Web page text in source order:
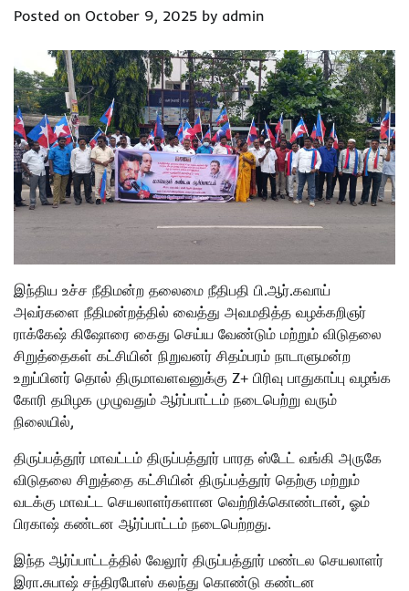
Posted on October 9, 2025 by admin
இந்திய உச்ச நீதிமன்ற தலைமை நீதிபதி பி.ஆர்.கவாய்
அவர்களை நீதிமன்றத்தில் வைத்து அவமதித்த வழக்கறிஞர்
ராக்கேஷ் கிஷோரை கைது செய்ய வேண்டும் மற்றும் விடுதலை
சிறுத்தைகள் கட்சியின் நிறுவனர் சிதம்பரம் நாடாளுமன்ற
உறுப்பினர் தொல் திருமாவளவனுக்கு Z+ பிரிவு பாதுகாப்பு வழங்க
கோரி தமிழக முழுவதும் ஆர்ப்பாட்டம் நடைபெற்று வரும்
நிலையில்,
திருப்பத்தூர் மாவட்டம் திருப்பத்தூர் பாரத ஸ்டேட் வங்கி அருகே
விடுதலை சிறுத்தை கட்சியின் திருப்பத்தூர் தெற்கு மற்றும்
வடக்கு மாவட்ட செயலாளர்களான வெற்றிக்கொண்டான், ஓம்
பிரகாஷ் கண்டன ஆர்ப்பாட்டம் நடைபெற்றது.
இந்த ஆர்ப்பாட்டத்தில் வேலூர் திருப்பத்தூர் மண்டல செயலாளர்
இரா.சுபாஷ் சந்திரபோஸ் கலந்து கொண்டு கண்டன